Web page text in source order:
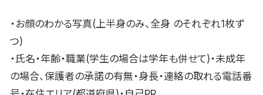
・お顔のわかる写真(上半身のみ、全身 のそれぞれ1枚ず
つ)
・氏名・年齢・職業(学生の場合は学年も併せて)・未成年
の場合、保護者の承諾の有無・身長・連絡の取れる電話番